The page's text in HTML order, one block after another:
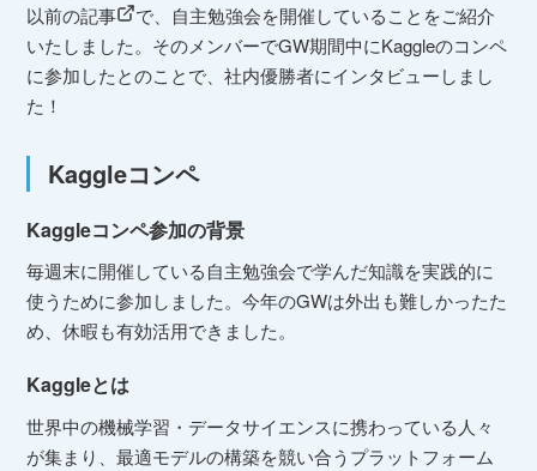
以前の記事
で、自主勉強会を開催していることをご紹介
いたしました。そのメンバーでGW期間中にKaggleのコンペ
に参加したとのことで、社内優勝者にインタビューしまし
た！
Kaggleコンペ
Kaggleコンペ参加の背景
毎週末に開催している自主勉強会で学んだ知識を実践的に
使うために参加しました。今年のGWは外出も難しかったた
め、休暇も有効活用できました。
Kaggleとは
世界中の機械学習・データサイエンスに携わっている人々
が集まり、最適モデルの構築を競い合うプラットフォーム